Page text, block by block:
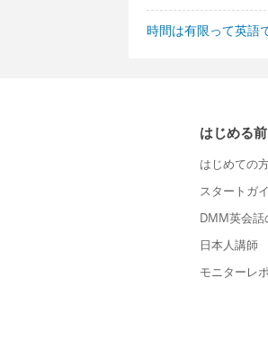
時間は有限って英語
はじめる
はじめての
スタートガ
DMM英会話
日本人講師
モニターレ